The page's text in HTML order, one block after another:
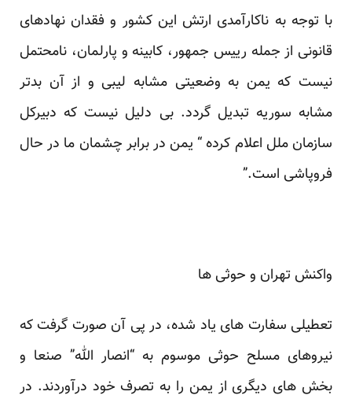
با توجه به ناکارآمدی ارتش این کشور و فقدان نهادهای
قانونی از جمله رییس جمهور، کابینه و پارلمان، نامحتمل
نیست که یمن به وضعیتی مشابه لیبی و از آن بدتر
مشابه سوریه تبدیل گردد. بی دلیل نیست که دبیرکل
سازمان ملل اعلام کرده “ یمن در برابر چشمان ما در حال
فروپاشی است.”
واکنش تهران و حوثی ها
تعطیلی سفارت های یاد شده، در پی آن صورت گرفت که
نیروهای مسلح حوثی موسوم به “انصار الله” صنعا و
بخش های دیگری از یمن را به تصرف خود درآوردند. در